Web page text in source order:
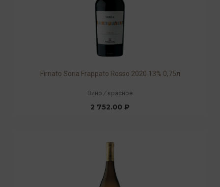
Firriato Soria Frappato Rosso 2020 13% 0,75л
Вино / красное
2 752.00 ₽